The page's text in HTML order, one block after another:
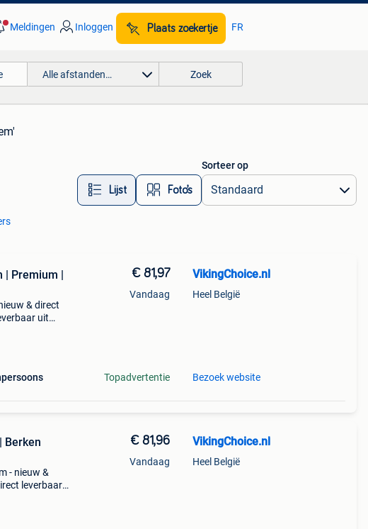
Meldingen Inloggen Plaats zoekertje FR
Alle afstanden… Zoek
Lijst Foto’s
Sorteer op
| Premium |
& direct
uit
€ 81,97
Vandaag
Topadvertentie
VikingChoice.nl
Heel België
Bezoek website
Berken
- nieuw &
leverbaar
€ 81,96
Vandaag
VikingChoice.nl
Heel België